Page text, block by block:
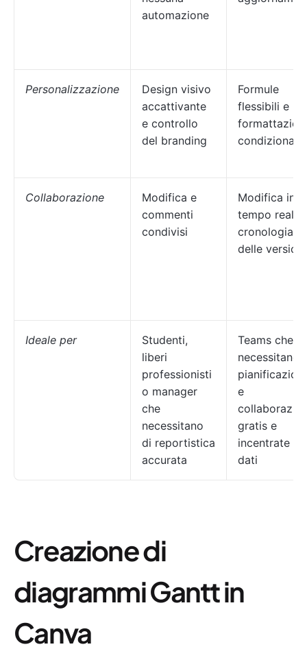
automazione
Personalizzazione
Design visivo
accattivante
e controllo
del branding
Formule
flessibili e
condizionale
Collaborazione
Modifica e
commenti
condivisi
Modifica in
tempo reale,
cronologia
delle versioni
Ideale per
Studenti,
liberi
professionisti
o manager
che
necessitano
di reportistica
accurata
Teams che
necessitano
e
gratis e
incentrate sui
dati
Creazione di
diagrammi Gantt in
Canva